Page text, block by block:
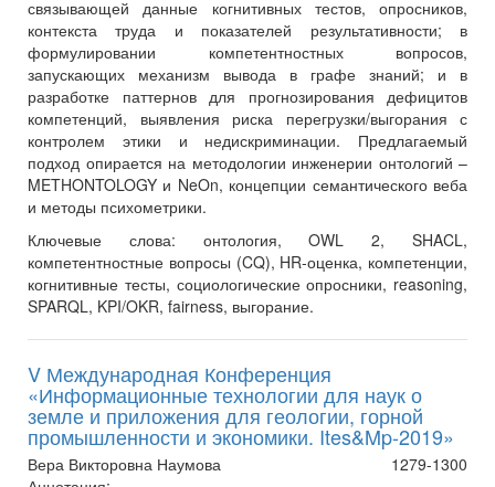
связывающей данные когнитивных тестов, опросников,
контекста труда и показателей результативности; в
формулировании компетентностных вопросов,
запускающих механизм вывода в графе знаний; и в
разработке паттернов для прогнозирования дефицитов
компетенций, выявления риска перегрузки/выгорания с
контролем этики и недискриминации. Предлагаемый
подход опирается на методологии инженерии онтологий –
METHONTOLOGY и NeOn, концепции семантического веба
и методы психометрики.
Ключевые слова: онтология, OWL 2, SHACL,
компетентностные вопросы (CQ), HR‑оценка, компетенции,
когнитивные тесты, социологические опросники, reasoning,
SPARQL, KPI/OKR, fairness, выгорание.
V Международная Конференция
«Информационные технологии для наук о
земле и приложения для геологии, горной
промышленности и экономики. Ites&Mp-2019»
Вера Викторовна Наумова
1279-1300